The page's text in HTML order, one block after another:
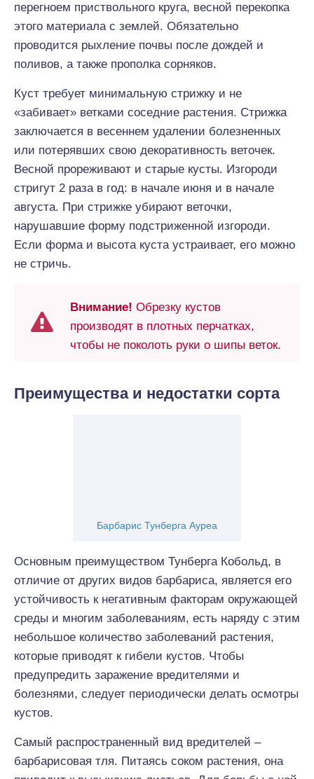
перегноем приствольного круга, весной перекопка
этого материала с землей. Обязательно
проводится рыхление почвы после дождей и
поливов, а также прополка сорняков.
Куст требует минимальную стрижку и не
«забивает» ветками соседние растения. Стрижка
заключается в весеннем удалении болезненных
или потерявших свою декоративность веточек.
Весной прореживают и старые кусты. Изгороди
стригут 2 раза в год: в начале июня и в начале
августа. При стрижке убирают веточки,
нарушавшие форму подстриженной изгороди.
Если форма и высота куста устраивает, его можно
не стричь.
Внимание! Обрезку кустов
производят в плотных перчатках,
чтобы не поколоть руки о шипы веток.
Преимущества и недостатки сорта
Барбарис Тунберга Ауреа
Основным преимуществом Тунберга Кобольд, в
отличие от других видов барбариса, является его
устойчивость к негативным факторам окружающей
среды и многим заболеваниям, есть наряду с этим
небольшое количество заболеваний растения,
которые приводят к гибели кустов. Чтобы
предупредить заражение вредителями и
болезнями, следует периодически делать осмотры
кустов.
Самый распространенный вид вредителей –
барбарисовая тля. Питаясь соком растения, она